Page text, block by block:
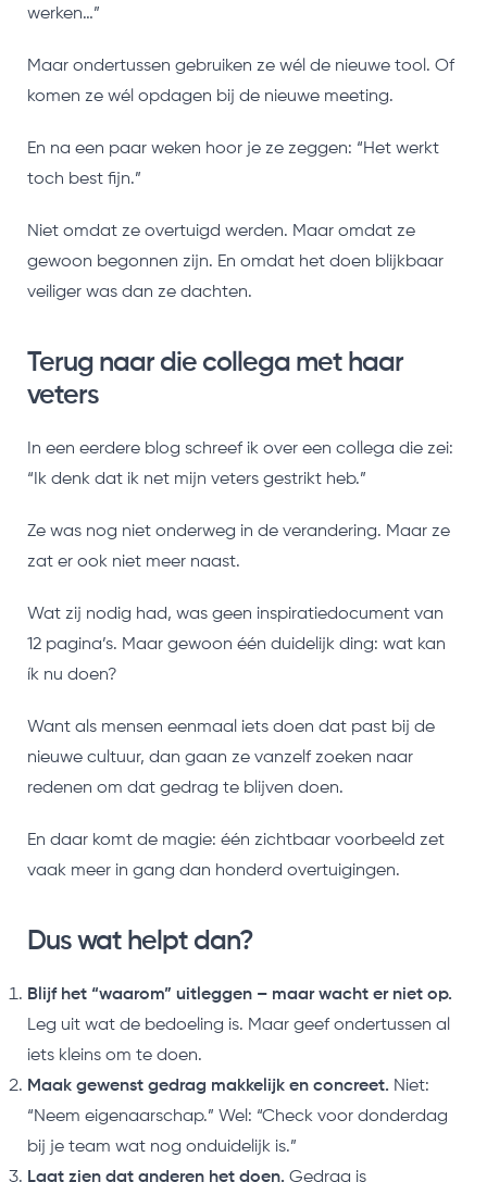
werken…”
Maar ondertussen gebruiken ze wél de nieuwe tool. Of
komen ze wél opdagen bij de nieuwe meeting.
En na een paar weken hoor je ze zeggen: “Het werkt
toch best fijn.”
Niet omdat ze overtuigd werden. Maar omdat ze
gewoon begonnen zijn. En omdat het doen blijkbaar
veiliger was dan ze dachten.
Terug naar die collega met haar
veters
In een eerdere blog schreef ik over een collega die zei:
“Ik denk dat ik net mijn veters gestrikt heb.”
Ze was nog niet onderweg in de verandering. Maar ze
zat er ook niet meer naast.
Wat zij nodig had, was geen inspiratiedocument van
12 pagina’s. Maar gewoon één duidelijk ding: wat kan
ík nu doen?
Want als mensen eenmaal iets doen dat past bij de
nieuwe cultuur, dan gaan ze vanzelf zoeken naar
redenen om dat gedrag te blijven doen.
En daar komt de magie: één zichtbaar voorbeeld zet
vaak meer in gang dan honderd overtuigingen.
Dus wat helpt dan?
Blijf het “waarom” uitleggen – maar wacht er niet op.
Leg uit wat de bedoeling is. Maar geef ondertussen al
iets kleins om te doen.
Maak gewenst gedrag makkelijk en concreet. Niet:
“Neem eigenaarschap.” Wel: “Check voor donderdag
bij je team wat nog onduidelijk is.”
Laat zien dat anderen het doen. Gedrag is